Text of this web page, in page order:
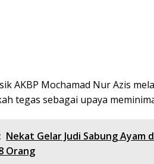
AKBP Mochamad Nur Azis
tegas sebagai upaya
Nekat Gelar Judi Sabung Ayam
Orang